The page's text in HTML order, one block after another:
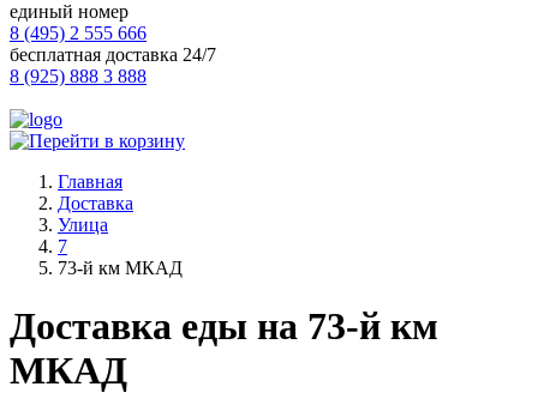
единый номер
8 (495) 2 555 666
бесплатная доставка 24/7
8 (925) 888 3 888
Главная
Доставка
Улица
7
73-й км МКАД
Доставка еды на 73-й км
МКАД